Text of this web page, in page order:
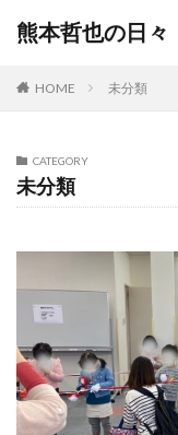
熊本哲也の日々
HOME 未分類
CATEGORY
未分類